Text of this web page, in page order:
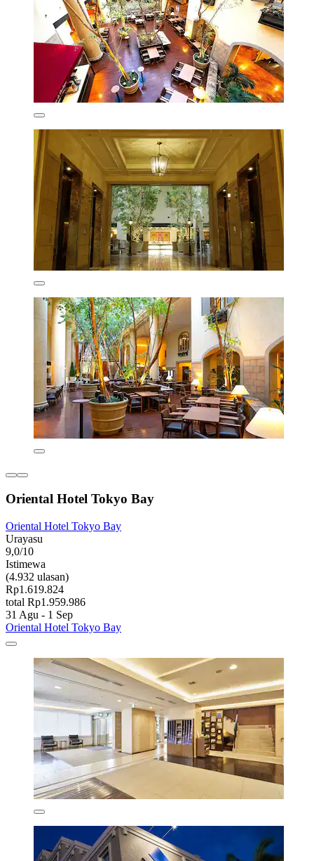
Oriental Hotel Tokyo Bay
Oriental Hotel Tokyo Bay
Urayasu
9,0/10
Istimewa
(4.932 ulasan)
Rp1.619.824
total Rp1.959.986
31 Agu - 1 Sep
Oriental Hotel Tokyo Bay